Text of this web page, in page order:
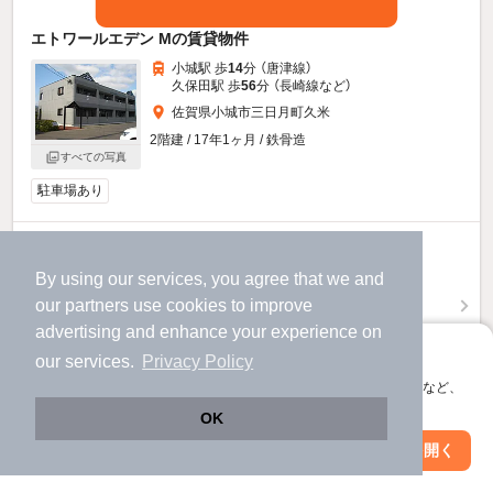
By using our services, you agree that we and
our partners use cookies to improve
advertising and enhance your experience on
our services.
Privacy Policy
OK
アプリに切り替えて、サクサクお部屋探し
会員登録なしですぐ使える。マップ検索やお気に入り保存など、
アプリを開く
エトワールエデン Mの賃貸物件
すべての写真
小城駅 歩14分 （唐津線）
久保田駅 歩56分 （長崎線など）
佐賀県小城市三日月町久米
2階建 / 17年1ヶ月 / 鉄骨造
駐車場あり
（管理費3,000円）
敷 48,000円 礼 不要
2階 / 1LDK / 39.67㎡
お問い合わせ
絞り込み条件を変更